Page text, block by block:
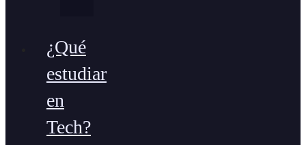
¿Qué
estudiar
en
Tech?